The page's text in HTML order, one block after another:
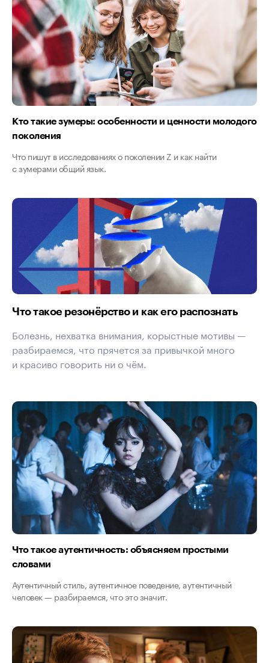
Кто такие зумеры: особенности и ценности молодого
поколения
Что пишут в исследованиях о поколении Z и как найти
с зумерами общий язык.
Что такое резонёрство и как его распознать
Болезнь, нехватка внимания, корыстные мотивы —
разбираемся, что прячется за привычкой много
и красиво говорить ни о чём.
Что такое аутентичность: объясняем простыми
словами
Аутентичный стиль, аутентичное поведение, аутентичный
человек — разбираемся, что это значит.